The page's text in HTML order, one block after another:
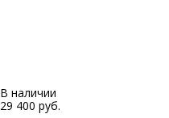
В наличии
29 400 руб.